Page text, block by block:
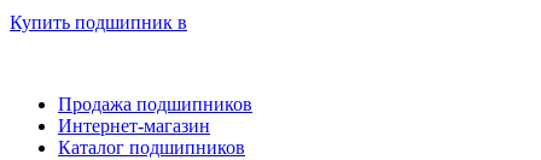
Купить подшипник в
Продажа подшипников
Интернет-магазин
Каталог подшипников